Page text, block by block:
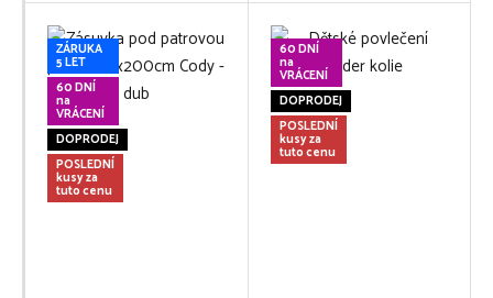
ZÁRUKA
5 LET
60 DNÍ
na
VRÁCENÍ
DOPRODEJ
POSLEDNÍ
kusy za
tuto cenu
60 DNÍ
na
VRÁCENÍ
DOPRODEJ
POSLEDNÍ
kusy za
tuto cenu